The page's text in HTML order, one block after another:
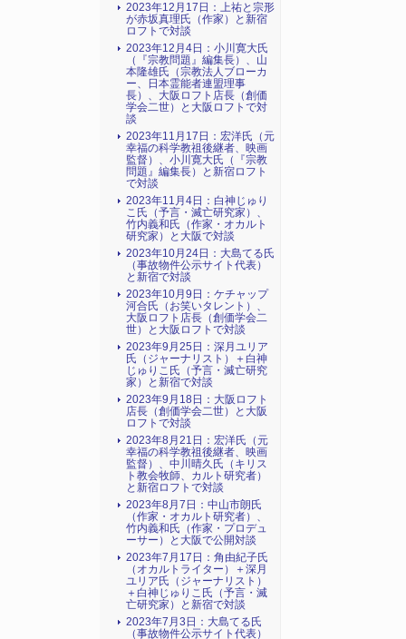
2023年12月17日：上祐と宗形
が赤坂真理氏（作家）と新宿
ロフトで対談
2023年12月4日：小川寛大氏
（『宗教問題』編集長）、山
本隆雄氏（宗教法人ブローカ
ー、日本霊能者連盟理事
長）、大阪ロフト店長（創価
学会二世）と大阪ロフトで対
談
2023年11月17日：宏洋氏（元
幸福の科学教祖後継者、映画
監督）、小川寛大氏（『宗教
問題』編集長）と新宿ロフト
で対談
2023年11月4日：白神じゅり
こ氏（予言・滅亡研究家）、
竹内義和氏（作家・オカルト
研究家）と大阪で対談
2023年10月24日：大島てる氏
（事故物件公示サイト代表）
と新宿で対談
2023年10月9日：ケチャップ
河合氏（お笑いタレント）、
大阪ロフト店長（創価学会二
世）と大阪ロフトで対談
2023年9月25日：深月ユリア
氏（ジャーナリスト）＋白神
じゅりこ氏（予言・滅亡研究
家）と新宿で対談
2023年9月18日：大阪ロフト
店長（創価学会二世）と大阪
ロフトで対談
2023年8月21日：宏洋氏（元
幸福の科学教祖後継者、映画
監督）、中川晴久氏（キリス
ト教会牧師、カルト研究者）
と新宿ロフトで対談
2023年8月7日：中山市朗氏
（作家・オカルト研究者）、
竹内義和氏（作家・プロデュ
ーサー）と大阪で公開対談
2023年7月17日：角由紀子氏
（オカルトライター）＋深月
ユリア氏（ジャーナリスト）
＋白神じゅりこ氏（予言・滅
亡研究家）と新宿で対談
2023年7月3日：大島てる氏
（事故物件公示サイト代表）